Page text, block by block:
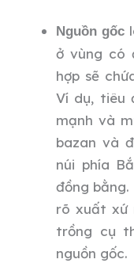
Nguồn gốc
ở vùng có
hợp sẽ
Ví dụ, tiêu
mạnh và
bazan và
núi phía
đồng
rõ xuất xứ
trồng cụ
nguồn gốc.